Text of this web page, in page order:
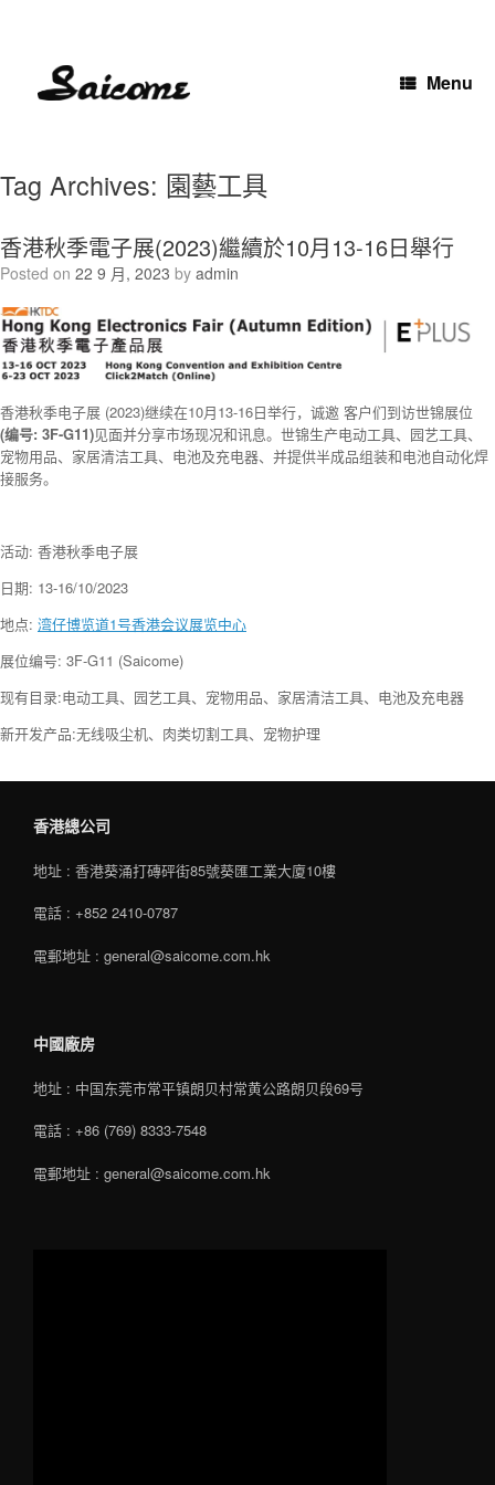
Menu
Tag Archives: 園藝工具
香港秋季電子展(2023)繼續於10月13-16日舉行
Posted on 22 9 月, 2023 by admin
香港秋季电子展 (2023)继续在10月13-16日举行，诚邀 客户们到访世锦展位
(编号: 3F-G11)见面并分享市场现况和讯息。世锦生产电动工具、园艺工具、
宠物用品、家居清洁工具、电池及充电器、并提供半成品组装和电池自动化焊
接服务。
活动: 香港秋季电子展
日期: 13-16/10/2023
地点: 湾仔博览道1号香港会议展览中心
展位编号: 3F-G11 (Saicome)
现有目录:电动工具、园艺工具、宠物用品、家居清洁工具、电池及充电器
新开发产品:无线吸尘机、肉类切割工具、宠物护理
香港總公司
地址 : 香港葵涌打磚砰街85號葵匯工業大廈10樓
電話 : +852 2410-0787
電郵地址 : general@saicome.com.hk
中國廠房
地址 : 中国东莞市常平镇朗贝村常黄公路朗贝段69号
電話 : +86 (769) 8333-7548
電郵地址 : general@saicome.com.hk